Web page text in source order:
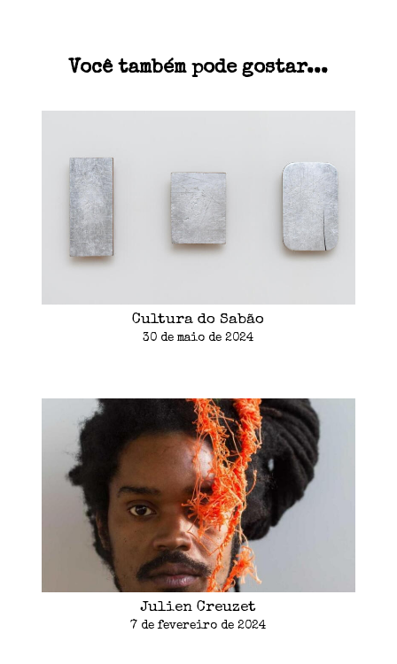
Você também pode gostar...
Cultura do Sabão
30 de maio de 2024
Julien Creuzet
7 de fevereiro de 2024